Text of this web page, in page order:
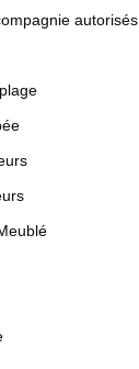
autorisés